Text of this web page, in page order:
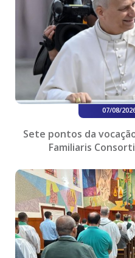
07/08/
Sete pontos da
Familiaris